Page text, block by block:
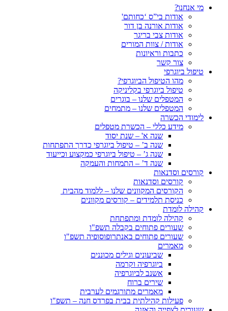
מי אנחנו?
אודות בי”ס ‘כחותם'
אודות אורנה בן דור
אודות צבי בריגר
אודות / צוות המורים
כתבות וראיונות
צור קשר
טיפול ביוגרפי
מהו הטיפול הביוגרפי?
טיפול ביוגרפי בקליניקה
המטפלים שלנו – בוגרים
המטפלים שלנו – מתמחים
לימודי הכשרה
מידע כללי – הכשרת מטפלים
שנה א' – שנת יסוד
שנה ב’ – טיפול ביוגרפי כדרך התפתחות
שנה ג’ – טיפול ביוגרפי כמקצוע וכייעוד
שנה ד’ – התמחות והעמקה
קורסים וסדנאות
קורסים וסדנאות
הקורסים המקוונים שלנו – ללמוד מהבית
כניסת תלמידים – קורסים מקוונים
קהילה לומדת
קהילה לומדת ומתפתחת
שעורים פתוחים בקבלה תשפ"ו
שעורים פתוחים באנתרופוסופיה תשפ"ו
מאמרים
שביעונים וגילים מכוננים
ביוגרפיה וקרמה
אשנב לביוגרפיה
שירים ברוח
מאמרים מתורגמים לערבית
פעילות קהילתית בבית בפרדס חנה – תשפ"ו